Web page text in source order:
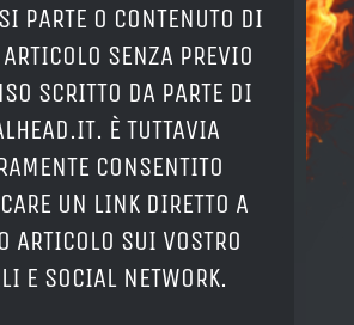
PARTE O CONTENUTO DI
SENZA PREVIO
SCRITTO DA PARTE DI
È TUTTAVIA
CONSENTITO
UN LINK DIRETTO A
ARTICOLO SUI VOSTRO
E SOCIAL NETWORK.